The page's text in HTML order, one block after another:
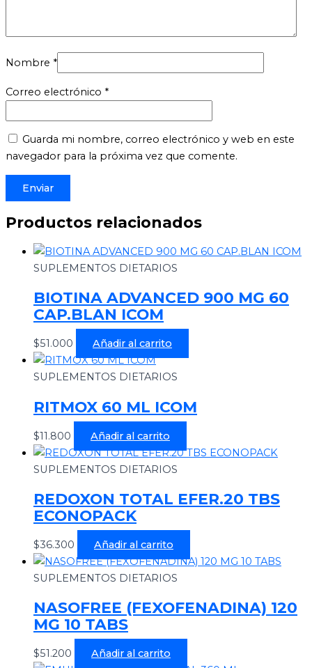
Nombre *
Correo electrónico *
Guarda mi nombre, correo electrónico y web en este
navegador para la próxima vez que comente.
Productos relacionados
SUPLEMENTOS DIETARIOS
BIOTINA ADVANCED 900 MG 60
CAP.BLAN ICOM
$51.000 Añadir al carrito
SUPLEMENTOS DIETARIOS
RITMOX 60 ML ICOM
$11.800 Añadir al carrito
SUPLEMENTOS DIETARIOS
REDOXON TOTAL EFER.20 TBS
ECONOPACK
$36.300 Añadir al carrito
SUPLEMENTOS DIETARIOS
NASOFREE (FEXOFENADINA) 120
MG 10 TABS
$51.200 Añadir al carrito